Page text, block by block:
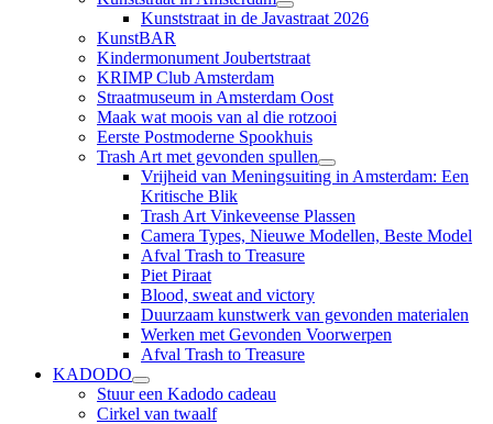
submenu
uitvouwen
Kunststraat in de Javastraat 2026
KunstBAR
Kindermonument Joubertstraat
KRIMP Club Amsterdam
Straatmuseum in Amsterdam Oost
Maak wat moois van al die rotzooi
Eerste Postmoderne Spookhuis
Trash Art met gevonden spullen
submenu
uitvouwen
Vrijheid van Meningsuiting in Amsterdam: Een
Kritische Blik
Trash Art Vinkeveense Plassen
Camera Types, Nieuwe Modellen, Beste Model
Afval Trash to Treasure
Piet Piraat
Blood, sweat and victory
Duurzaam kunstwerk van gevonden materialen
Werken met Gevonden Voorwerpen
Afval Trash to Treasure
KADODO
submenu
uitvouwen
Stuur een Kadodo cadeau
Cirkel van twaalf